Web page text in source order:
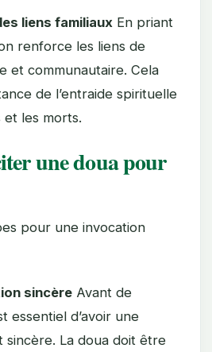
liens familiaux En priant
renforce les liens de
et communautaire. Cela
de l’entraide spirituelle
les morts.
une doua pour
pour une invocation
sincère Avant de
essentiel d’avoir une
La doua doit être